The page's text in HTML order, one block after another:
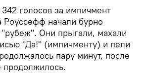
голосов за импичмент
Роуссефф начали бурно
"рубеж". Они прыгали, махали
"Да!" (импичменту) и пели
пару минут, после
продолжилось.